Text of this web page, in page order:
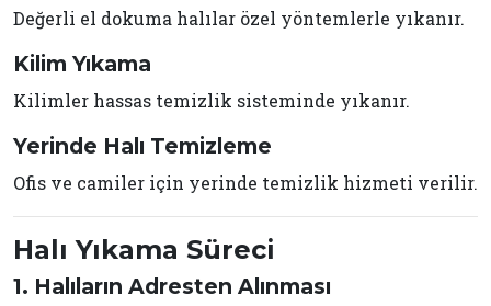
Değerli el dokuma halılar özel yöntemlerle yıkanır.
Kilim Yıkama
Kilimler hassas temizlik sisteminde yıkanır.
Yerinde Halı Temizleme
Ofis ve camiler için yerinde temizlik hizmeti verilir.
Halı Yıkama Süreci
1. Halıların Adresten Alınması